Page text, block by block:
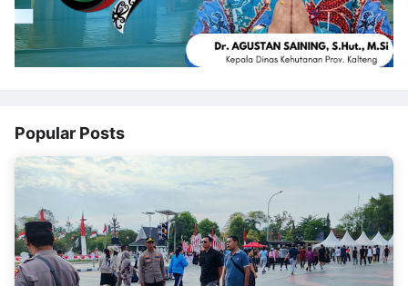
Popular Posts